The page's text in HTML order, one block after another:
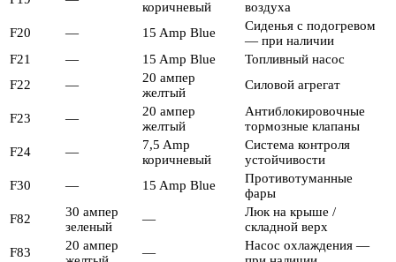
коричневый
воздуха
F20
— 15 Amp Blue
Сиденья с подогревом
— при наличии
F21
— 15 Amp Blue
Топливный насос
F22
—
20 ампер
желтый
Силовой агрегат
F23 —
20 ампер
желтый
Антиблокировочные
тормозные клапаны
F24
—
7,5 Amp
коричневый
Система контроля
устойчивости
F30
— 15 Amp Blue
Противотуманные
фары
F82
30 ампер
зеленый
—
Люк на крыше /
складной верх
F83
20 ампер
—
Насос охлаждения —